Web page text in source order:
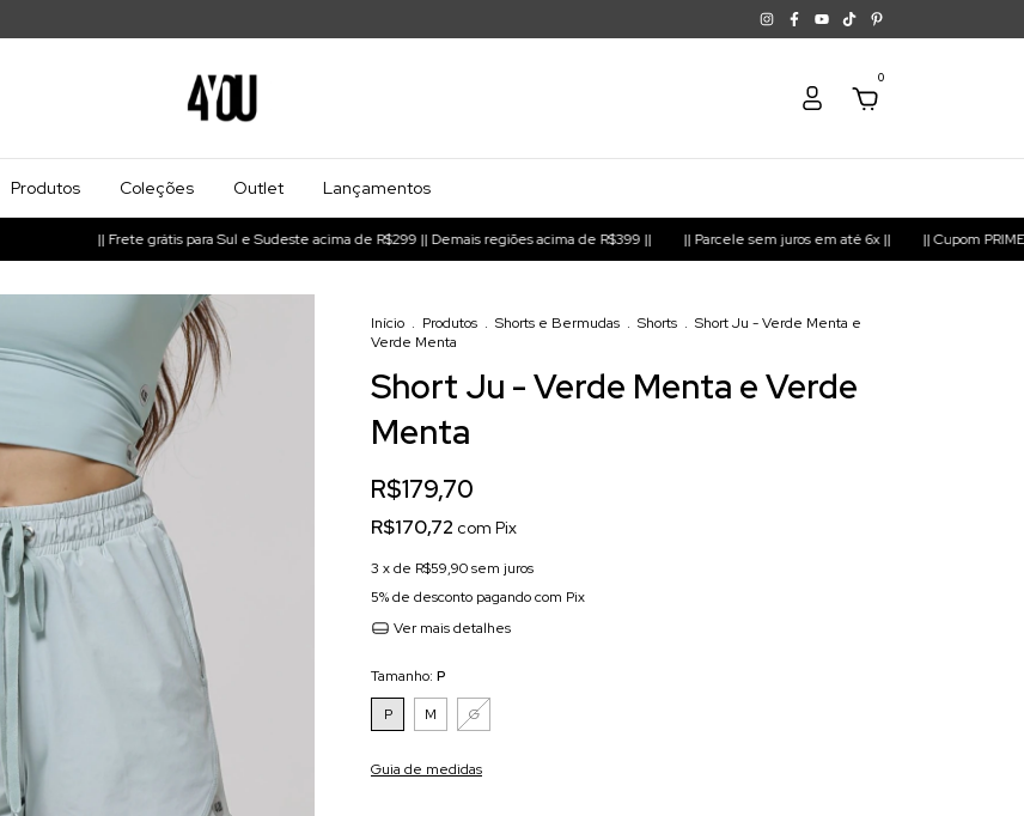
0
Produtos Coleções Outlet Lançamentos
|| Frete grátis para Sul e Sudeste acima de R$299 || Demais regiões acima de R$399 || || Parcele sem juros em até 6x || || Cupom PRIMEIRACOMPRA
Início . Produtos . Shorts e Bermudas . Shorts . Short Ju - Verde Menta e
Verde Menta
Short Ju - Verde Menta e Verde
Menta
R$179,70
R$170,72 com Pix
3 x de R$59,90sem juros
5% de desconto pagando com Pix
Ver mais detalhes
Tamanho: P
P
M G
Guia de medidas